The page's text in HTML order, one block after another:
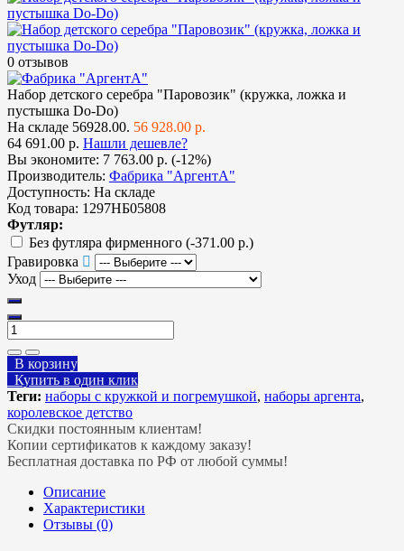
0 отзывов
Набор детского серебра "Паровозик" (кружка, ложка и
пустышка Do-Do)
На складе 56928.00. 56 928.00 р.
64 691.00 р. Нашли дешевле?
Вы экономите: 7 763.00 р. (-12%)
Производитель: Фабрика "АргентА"
Доступность: На складе
Код товара: 1297НБ05808
Футляр:
Без футляра фирменного (-371.00 р.)
Гравировка
Уход
В корзину
Купить в один клик
Теги: наборы с кружкой и погремушкой, наборы аргента,
королевское детство
Скидки постоянным клиентам!
Копии сертификатов к каждому заказу!
Бесплатная доставка по РФ от любой суммы!
Описание
Характеристики
Отзывы (0)